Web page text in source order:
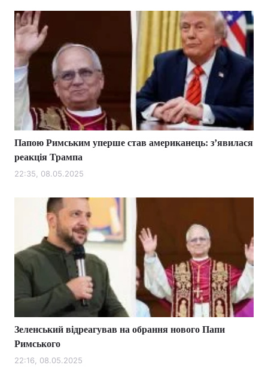
Папою Римським уперше став американець: зʼявилася
реакція Трампа
22:35, 08.05.2025
Зеленський відреагував на обрання нового Папи
Римського
22:16, 08.05.2025